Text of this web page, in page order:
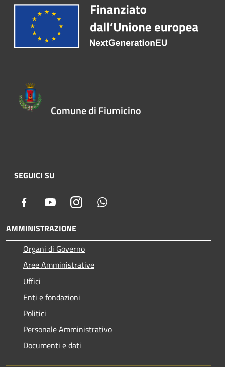
Comune di Fiumicino
SEGUICI SU
Facebook YoutubeInstagram
AMMINISTRAZIONE
Organi di Governo
Aree Amministrative
Uffici
Enti e fondazioni
Politici
Personale Amministrativo
Documenti e dati